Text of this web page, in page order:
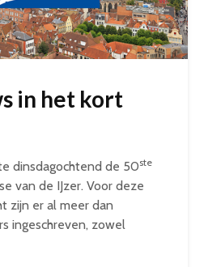
in het kort
dinsdagochtend de 50ste
van de IJzer. Voor deze
zijn er al meer dan
ingeschreven, zowel